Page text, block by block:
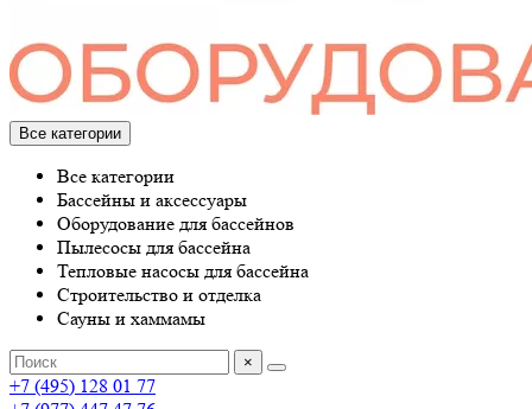
Все категории
Все категории
Бассейны и аксессуары
Оборудование для бассейнов
Пылесосы для бассейна
Тепловые насосы для бассейна
Строительство и отделка
Сауны и хаммамы
×
+7 (495) 128 01 77